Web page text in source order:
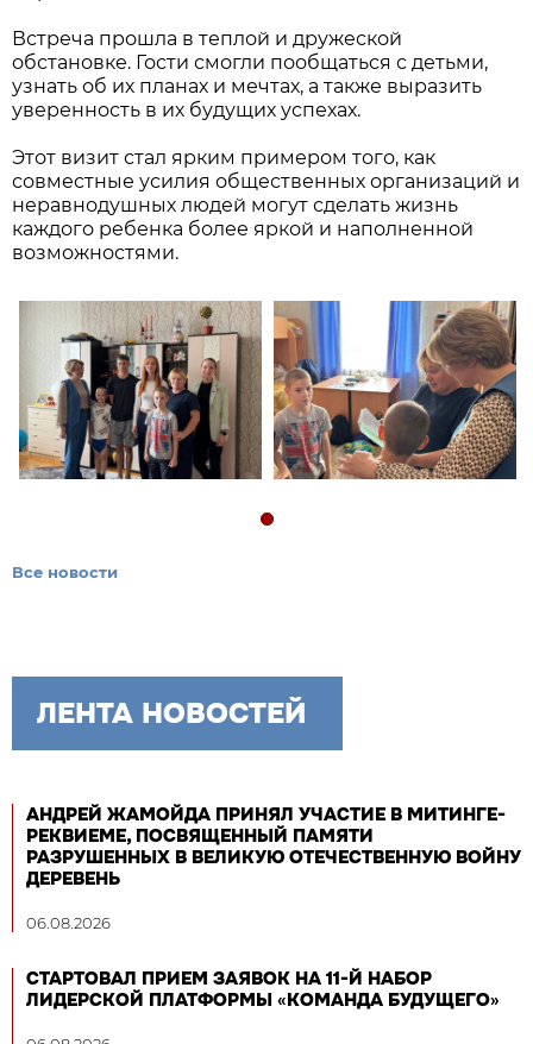
Встреча прошла в теплой и дружеской
обстановке. Гости смогли пообщаться с детьми,
узнать об их планах и мечтах, а также выразить
уверенность в их будущих успехах.
Этот визит стал ярким примером того, как
совместные усилия общественных организаций и
неравнодушных людей могут сделать жизнь
каждого ребенка более яркой и наполненной
возможностями.
Все новости
ЛЕНТА НОВОСТЕЙ
АНДРЕЙ ЖАМОЙДА ПРИНЯЛ УЧАСТИЕ В МИТИНГЕ-
РЕКВИЕМЕ, ПОСВЯЩЕННЫЙ ПАМЯТИ
РАЗРУШЕННЫХ В ВЕЛИКУЮ ОТЕЧЕСТВЕННУЮ ВОЙНУ
ДЕРЕВЕНЬ
06.08.2026
СТАРТОВАЛ ПРИЕМ ЗАЯВОК НА 11-Й НАБОР
ЛИДЕРСКОЙ ПЛАТФОРМЫ «КОМАНДА БУДУЩЕГО»